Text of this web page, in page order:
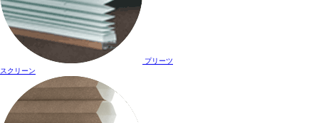
プリーツ
スクリーン